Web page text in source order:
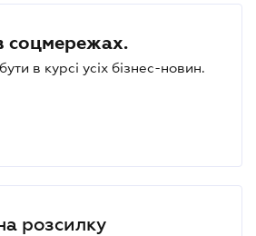
соцмережах.
в курсі усіх бізнес-новин.
розсилку